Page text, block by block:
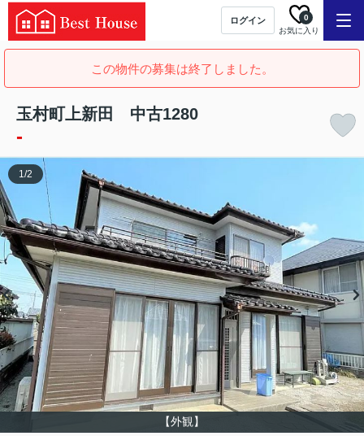
ログイン
お気に入り
0
この物件の募集は終了しました。
玉村町上新田 中古1280
-
【外観】
1/2